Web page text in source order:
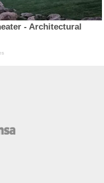
- Architectural